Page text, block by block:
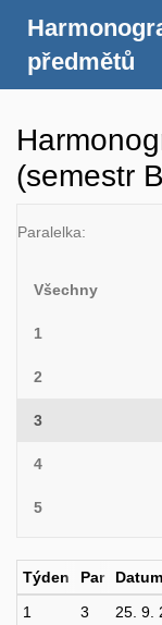
předmětů
(semestr
Paralelka:
Všechny
1
2
3
4
5
Týden Par Datum
1
3 25. 9.